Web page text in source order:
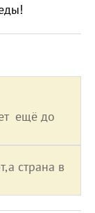
ещё до
страна в